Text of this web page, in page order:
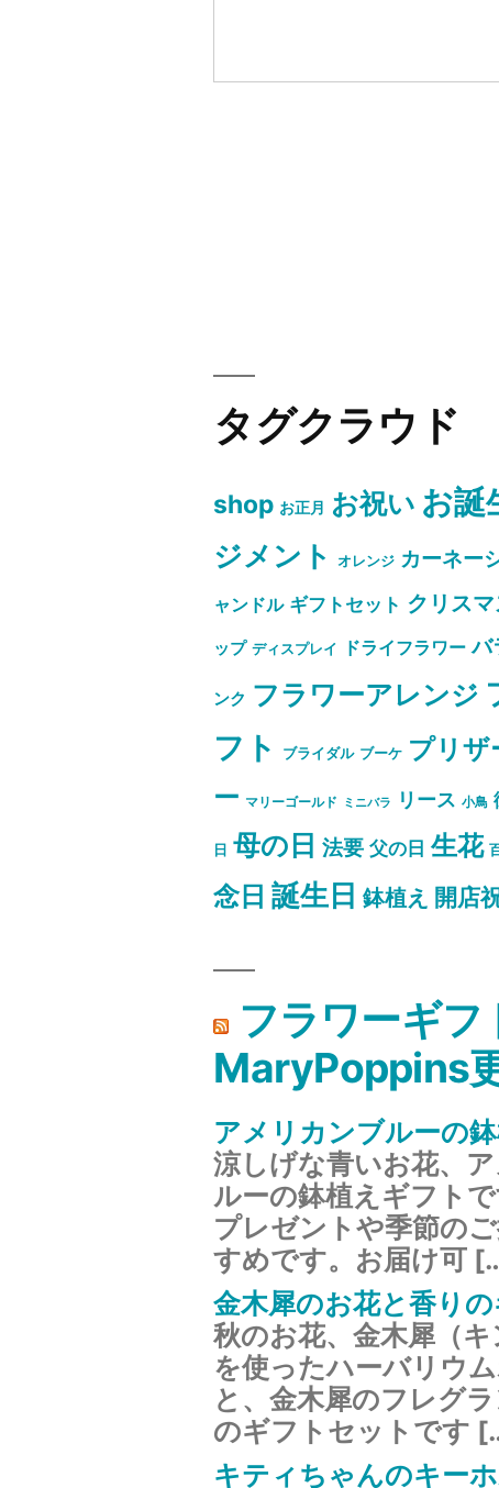
タグクラウド
shop お正月 お祝い お誕
ジメント
オレンジ カーネー
ャンドル ギフトセット クリスマ
ップ ディスプレイ ドライフラワー バ
ンク フラワーアレンジ
フト
ブライダル ブーケ プリザ
ー マリーゴールド ミニバラ リース 小鳥
日 母の日 法要 父の日 生花
念日 誕生日 鉢植え 開店
フラワーギフ
MaryPoppins
アメリカンブルーの
涼しげな青いお花、
ルーの鉢植えギフト
プレゼントや季節の
すめです。お届け可
金木犀のお花と香り
秋のお花、金木犀（キ
を使ったハーバリウ
と、金木犀のフレグ
のギフトセットです
キティちゃんのキー